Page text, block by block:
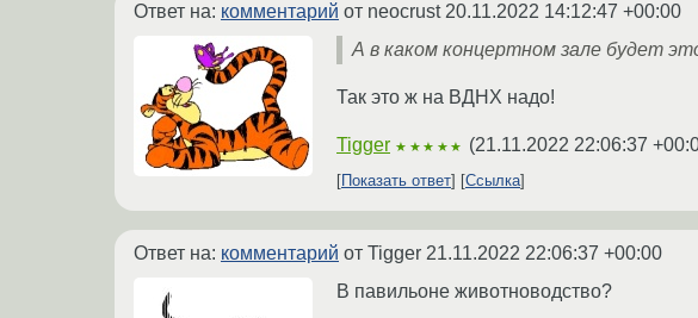
Ответ на: комментарий от neocrust 20.11.2022 14:12:47 +00:00
А в каком концертном зале будет
Так это ж на ВДНХ надо!
Tigger ★★★★★ (21.11.2022 22:06:37
Показать ответ Ссылка
Ответ на: комментарий от Tigger 21.11.2022 22:06:37 +00:00
В павильоне животноводство?